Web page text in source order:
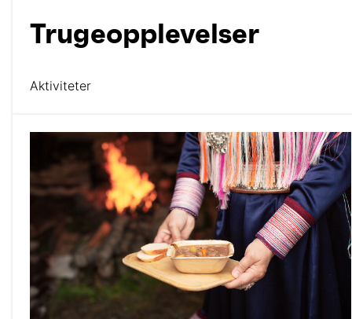
Trugeopplevelser
Aktiviteter